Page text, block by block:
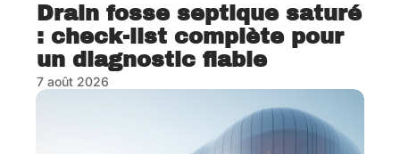
Drain fosse septique saturé
: check-list complète pour
un diagnostic fiable
7 août 2026